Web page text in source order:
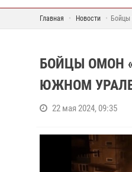
Главная Новости Бойцы
БОЙЦЫ ОМОН
ЮЖНОМ
22 мая 2024, 09:35